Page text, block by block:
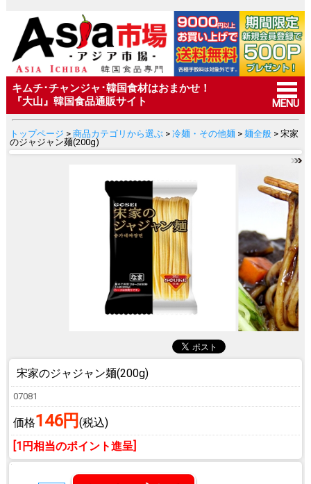
キムチ･チャンジャ･韓国食材はおまかせ！
『大山』韓国食品通販サイト
MENU
トップページ > 商品カテゴリから選ぶ> 冷麺・その他麺 > 麺全般> 宋家
のジャジャン麺(200g)
宋家のジャジャン麺(200g)
07081
価格146円 (税込)
[1円相当のポイント進呈]